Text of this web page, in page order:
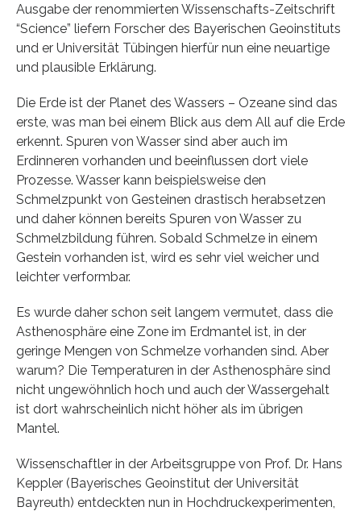
Ausgabe der renommierten Wissenschafts-Zeitschrift
“Science” liefern Forscher des Bayerischen Geoinstituts
und er Universität Tübingen hierfür nun eine neuartige
und plausible Erklärung.
Die Erde ist der Planet des Wassers – Ozeane sind das
erste, was man bei einem Blick aus dem All auf die Erde
erkennt. Spuren von Wasser sind aber auch im
Erdinneren vorhanden und beeinflussen dort viele
Prozesse. Wasser kann beispielsweise den
Schmelzpunkt von Gesteinen drastisch herabsetzen
und daher können bereits Spuren von Wasser zu
Schmelzbildung führen. Sobald Schmelze in einem
Gestein vorhanden ist, wird es sehr viel weicher und
leichter verformbar.
Es wurde daher schon seit langem vermutet, dass die
Asthenosphäre eine Zone im Erdmantel ist, in der
geringe Mengen von Schmelze vorhanden sind. Aber
warum? Die Temperaturen in der Asthenosphäre sind
nicht ungewöhnlich hoch und auch der Wassergehalt
ist dort wahrscheinlich nicht höher als im übrigen
Mantel.
Wissenschaftler in der Arbeitsgruppe von Prof. Dr. Hans
Keppler (Bayerisches Geoinstitut der Universität
Bayreuth) entdeckten nun in Hochdruckexperimenten,